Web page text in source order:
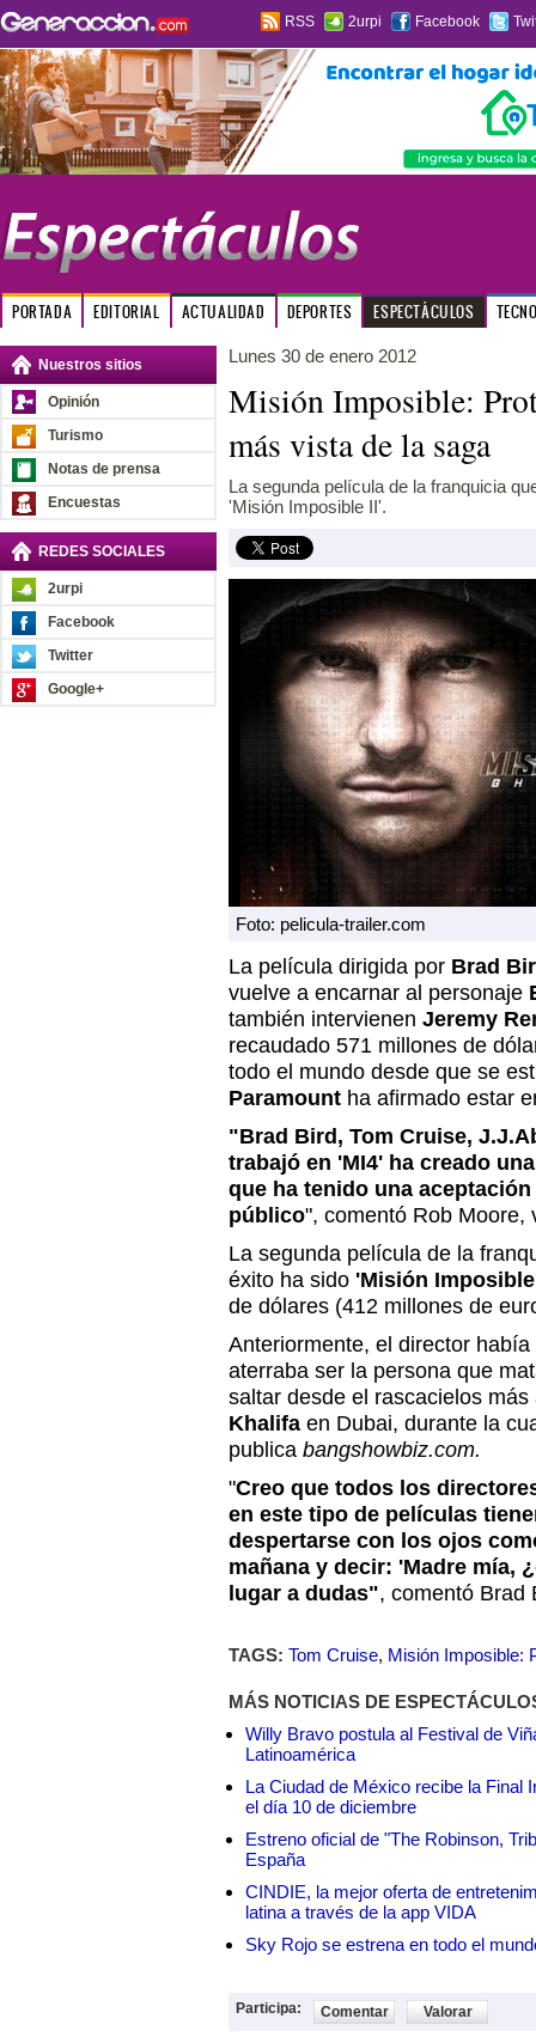
RSS 2urpi Facebook
PORTADA EDITORIAL ACTUALIDAD DEPORTES ESPECTÁCULOS
Nuestros sitios
Opinión
Turismo
Notas de prensa
Encuestas
REDES SOCIALES
2urpi
Facebook
Twitter
Google+
Lunes 30 de enero 2012
Misión Imposible:
más vista de la saga
La segunda película de la franquicia
'Misión Imposible II'.
Foto: pelicula-trailer.com
La película dirigida por Brad
vuelve a encarnar al personaje
también intervienen Jeremy
recaudado 571 millones de
todo el mundo desde que se
Paramount ha afirmado estar
"Brad Bird, Tom Cruise,
trabajó en 'MI4' ha creado
que ha tenido una
público", comentó Rob Moore,
La segunda película de la
éxito ha sido 'Misión
de dólares (412 millones de
Anteriormente, el director
aterraba ser la persona que
saltar desde el rascacielos
Khalifa en Dubai, durante la
publica bangshowbiz.com.
"Creo que todos los
en este tipo de películas
despertarse con los ojos
mañana y decir: 'Madre mía,
lugar a dudas", comentó Brad
TAGS: Tom Cruise, Misión Imposible:
MÁS NOTICIAS DE
Willy Bravo postula al Festival de
Latinoamérica
La Ciudad de México recibe la Final
el día 10 de diciembre
Estreno oficial de "The Robinson,
España
CINDIE, la mejor oferta de
latina a través de la app VIDA
Sky Rojo se estrena en todo el
Participa: Comentar Valorar